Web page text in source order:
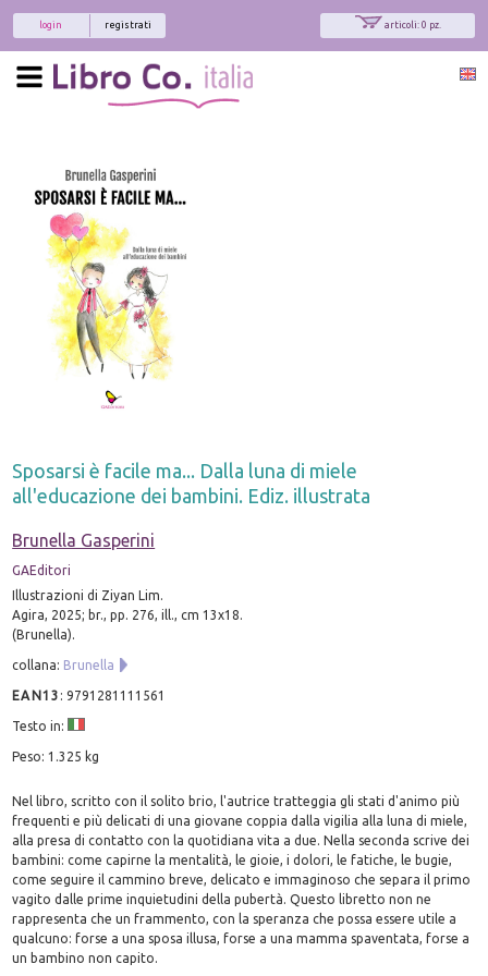
articoli: 0 pz.
registrati
login
Sposarsi è facile ma... Dalla luna di miele
all'educazione dei bambini. Ediz. illustrata
Brunella Gasperini
GAEditori
Illustrazioni di Ziyan Lim.
Agira, 2025; br., pp. 276, ill., cm 13x18.
(Brunella).
collana: Brunella
EAN13 :9791281111561
Testo in:
Peso: 1.325 kg
Nel libro, scritto con il solito brio, l'autrice tratteggia gli stati d'animo più
frequenti e più delicati di una giovane coppia dalla vigilia alla luna di miele,
alla presa di contatto con la quotidiana vita a due. Nella seconda scrive dei
bambini: come capirne la mentalità, le gioie, i dolori, le fatiche, le bugie,
come seguire il cammino breve, delicato e immaginoso che separa il primo
vagito dalle prime inquietudini della pubertà. Questo libretto non ne
rappresenta che un frammento, con la speranza che possa essere utile a
qualcuno: forse a una sposa illusa, forse a una mamma spaventata, forse a
un bambino non capito.